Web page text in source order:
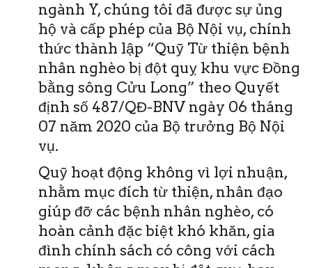
ngành Y, chúng tôi đã được sự ủng
hộ và cấp phép của Bộ Nội vụ, chính
thức thành lập “Quỹ Từ thiện bệnh
nhân nghèo bị đột quỵ khu vực Đồng
bằng sông Cửu Long” theo Quyết
định số 487/QĐ-BNV ngày 06 tháng
07 năm 2020 của Bộ trưởng Bộ Nội
vụ.
Quỹ hoạt động không vì lợi nhuận,
nhằm mục đích từ thiện, nhân đạo
giúp đỡ các bệnh nhân nghèo, có
hoàn cảnh đặc biệt khó khăn, gia
đình chính sách có công với cách